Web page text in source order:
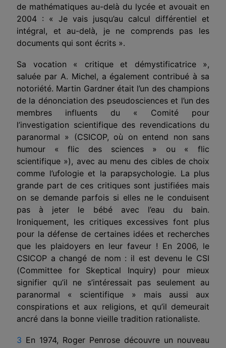
de mathématiques au-delà du lycée et avouait en
2004 : « Je vais jusqu’au calcul différentiel et
intégral, et au-delà, je ne comprends pas les
documents qui sont écrits ».
Sa vocation « critique et démystificatrice »,
saluée par A. Michel, a également contribué à sa
notoriété. Martin Gardner était l’un des champions
de la dénonciation des pseudosciences et l’un des
membres influents du « Comité pour
l’investigation scientifique des revendications du
paranormal » (CSICOP, où on entend non sans
humour « flic des sciences » ou « flic
scientifique »), avec au menu des cibles de choix
comme l’ufologie et la parapsychologie. La plus
grande part de ces critiques sont justifiées mais
on se demande parfois si elles ne le conduisent
pas à jeter le bébé avec l’eau du bain.
Ironiquement, les critiques excessives font plus
pour la défense de certaines idées et recherches
que les plaidoyers en leur faveur ! En 2006, le
CSICOP a changé de nom : il est devenu le CSI
(Committee for Skeptical Inquiry) pour mieux
signifier qu’il ne s’intéressait pas seulement au
paranormal « scientifique » mais aussi aux
conspirations et aux religions, et qu’il demeurait
ancré dans la bonne vieille tradition rationaliste.
3 En 1974, Roger Penrose découvre un nouveau